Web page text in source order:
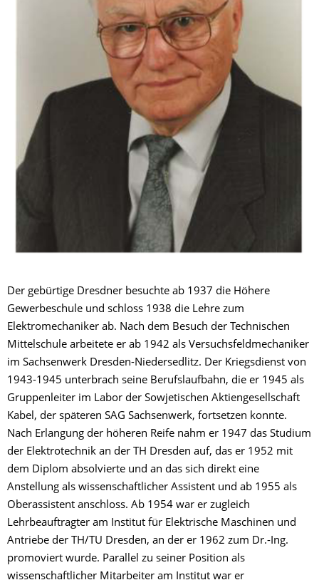
Der gebürtige Dresdner besuchte ab 1937 die Höhere
Gewerbeschule und schloss 1938 die Lehre zum
Elektromechaniker ab. Nach dem Besuch der Technischen
Mittelschule arbeitete er ab 1942 als Versuchsfeldmechaniker
im Sachsenwerk Dresden-Niedersedlitz. Der Kriegsdienst von
1943-1945 unterbrach seine Berufslaufbahn, die er 1945 als
Gruppenleiter im Labor der Sowjetischen Aktiengesellschaft
Kabel, der späteren SAG Sachsenwerk, fortsetzen konnte.
Nach Erlangung der höheren Reife nahm er 1947 das Studium
der Elektrotechnik an der TH Dresden auf, das er 1952 mit
dem Diplom absolvierte und an das sich direkt eine
Anstellung als wissenschaftlicher Assistent und ab 1955 als
Oberassistent anschloss. Ab 1954 war er zugleich
Lehrbeauftragter am Institut für Elektrische Maschinen und
Antriebe der TH/TU Dresden, an der er 1962 zum Dr.-Ing.
promoviert wurde. Parallel zu seiner Position als
wissenschaftlicher Mitarbeiter am Institut war er